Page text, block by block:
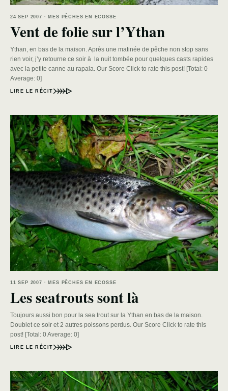
24 SEP 2007 · MES PÊCHES EN ECOSSE
Vent de folie sur l’Ythan
Ythan, en bas de la maison. Après une matinée de pêche non stop sans
rien voir, j’y retourne ce soir à la nuit tombée pour quelques casts rapides
avec la petite canne au rapala. Our Score Click to rate this post! [Total: 0
Average: 0]
LIRE LE RÉCIT
11 SEP 2007 · MES PÊCHES EN ECOSSE
Les seatrouts sont là
Toujours aussi bon pour la sea trout sur la Ythan en bas de la maison.
Doublet ce soir et 2 autres poissons perdus. Our Score Click to rate this
post! [Total: 0 Average: 0]
LIRE LE RÉCIT